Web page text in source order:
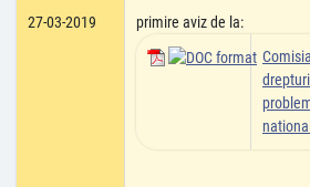
27-03-2019
primire aviz de la: